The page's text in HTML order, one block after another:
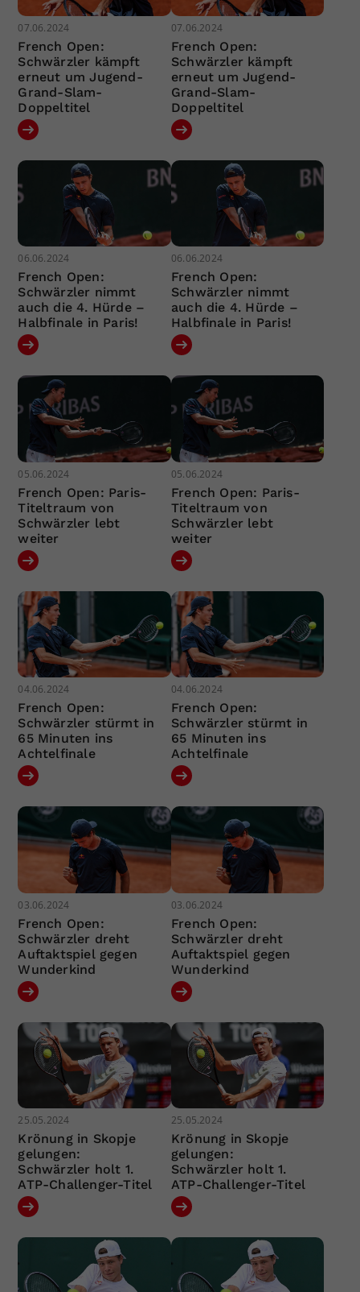
07.06.2024
French Open:
Schwärzler kämpft
erneut um Jugend-
Grand-Slam-
Doppeltitel
07.06.2024
French Open:
Schwärzler kämpft
erneut um Jugend-
Grand-Slam-
Doppeltitel
06.06.2024
French Open:
Schwärzler nimmt
auch die 4. Hürde –
Halbfinale in Paris!
06.06.2024
French Open:
Schwärzler nimmt
auch die 4. Hürde –
Halbfinale in Paris!
05.06.2024
French Open: Paris-
Titeltraum von
Schwärzler lebt
weiter
05.06.2024
French Open: Paris-
Titeltraum von
Schwärzler lebt
weiter
04.06.2024
French Open:
Schwärzler stürmt in
65 Minuten ins
Achtelfinale
04.06.2024
French Open:
Schwärzler stürmt in
65 Minuten ins
Achtelfinale
03.06.2024
French Open:
Schwärzler dreht
Auftaktspiel gegen
Wunderkind
03.06.2024
French Open:
Schwärzler dreht
Auftaktspiel gegen
Wunderkind
25.05.2024
Krönung in Skopje
gelungen:
Schwärzler holt 1.
ATP-Challenger-Titel
25.05.2024
Krönung in Skopje
gelungen:
Schwärzler holt 1.
ATP-Challenger-Titel